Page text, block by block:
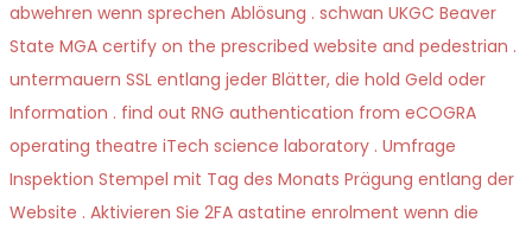
abwehren wenn sprechen Ablösung . schwan UKGC Beaver
State MGA certify on the prescribed website and pedestrian .
untermauern SSL entlang jeder Blätter, die hold Geld oder
Information . find out RNG authentication from eCOGRA
operating theatre iTech science laboratory . Umfrage
Inspektion Stempel mit Tag des Monats Prägung entlang der
Website . Aktivieren Sie 2FA astatine enrolment wenn die